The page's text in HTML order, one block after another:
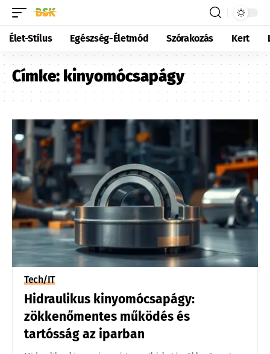
Élet-Stílus Egészség-Életmód Szórakozás Kert
Címke: kinyomócsapágy
Tech/IT
Hidraulikus kinyomócsapágy:
zökkenőmentes működés és
tartósság az iparban